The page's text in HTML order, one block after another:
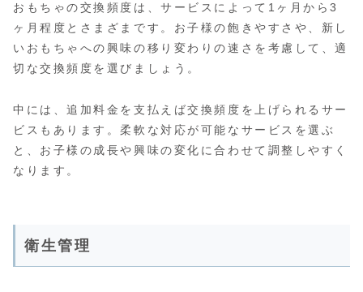
おもちゃの交換頻度は、サービスによって1ヶ月から3
ヶ月程度とさまざまです。お子様の飽きやすさや、新し
いおもちゃへの興味の移り変わりの速さを考慮して、適
切な交換頻度を選びましょう。
中には、追加料金を支払えば交換頻度を上げられるサー
ビスもあります。柔軟な対応が可能なサービスを選ぶ
と、お子様の成長や興味の変化に合わせて調整しやすく
なります。
衛生管理